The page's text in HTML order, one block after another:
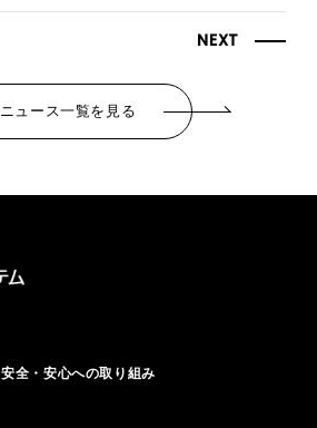
NEXT
ニュース一覧を見る
安全・安心への取り組み